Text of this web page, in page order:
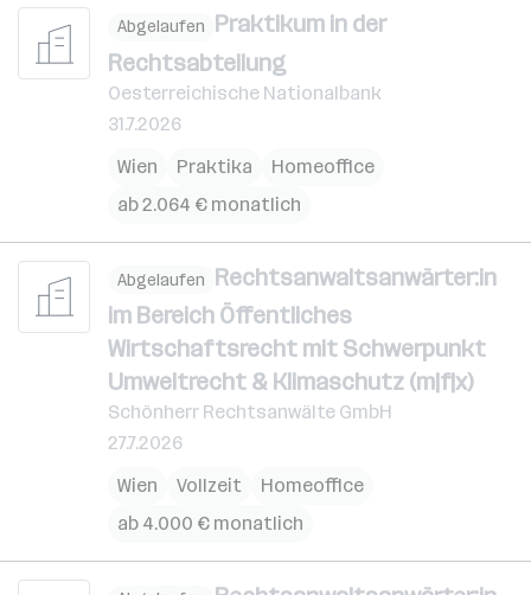
Abgelaufen Praktikum in der
Rechtsabteilung
Oesterreichische Nationalbank
31.7.2026
Wien
Praktika
Homeoffice
ab 2.064 € monatlich
Abgelaufen Rechtsanwaltsanwärter:in
im Bereich Öffentliches
Wirtschaftsrecht mit Schwerpunkt
Umweltrecht & Klimaschutz (m|f|x)
Schönherr Rechtsanwälte GmbH
27.7.2026
Wien
Vollzeit
Homeoffice
ab 4.000 € monatlich